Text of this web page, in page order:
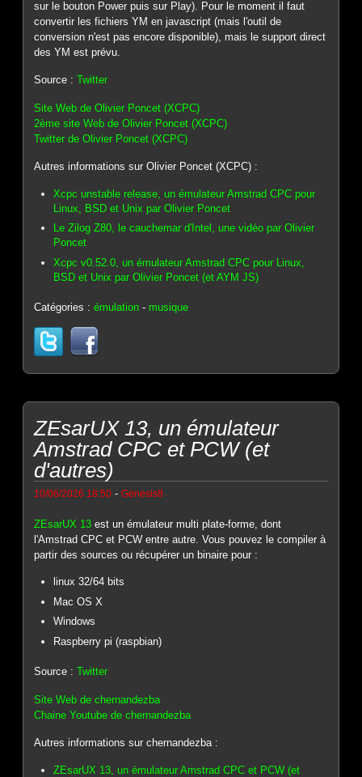
sur le bouton Power puis sur Play). Pour le moment il faut
convertir les fichiers YM en javascript (mais l'outil de
conversion n'est pas encore disponible), mais le support direct
des YM est prévu.
Source :Twitter
Site Web de Olivier Poncet (XCPC)
2ème site Web de Olivier Poncet (XCPC)
Twitter de Olivier Poncet (XCPC)
Autres informations sur Olivier Poncet (XCPC) :
Xcpc unstable release, un émulateur Amstrad CPC pour
Linux, BSD et Unix par Olivier Poncet
Le Zilog Z80, le cauchemar d'Intel, une vidéo par Olivier
Poncet
Xcpc v0.52.0, un émulateur Amstrad CPC pour Linux,
BSD et Unix par Olivier Poncet (et AYM JS)
Catégories :émulation - musique
ZEsarUX 13, un émulateur
Amstrad CPC et PCW (et
d'autres)
10/06/2026 18:50 -Genesis8
ZEsarUX 13 est un émulateur multi plate-forme, dont
l'Amstrad CPC et PCW entre autre. Vous pouvez le compiler à
partir des sources ou récupérer un binaire pour :
linux 32/64 bits
Mac OS X
Windows
Raspberry pi (raspbian)
Source :Twitter
Site Web de chernandezba
Chaine Youtube de chernandezba
Autres informations sur chernandezba :
ZEsarUX 13, un émulateur Amstrad CPC et PCW (et